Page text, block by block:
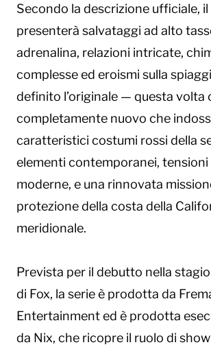
Secondo la descrizione ufficiale,
presenterà salvataggi ad alto
adrenalina, relazioni intricate,
complesse ed eroismi sulla
definito l’originale — questa volta
completamente nuovo che
caratteristici costumi rossi della
elementi contemporanei, tensioni
moderne, e una rinnovata
protezione della costa della
meridionale.
Prevista per il debutto nella
di Fox, la serie è prodotta da
Entertainment ed è prodotta
da Nix, che ricopre il ruolo di